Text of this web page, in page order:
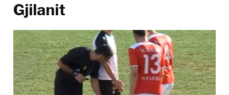
Gjilanit